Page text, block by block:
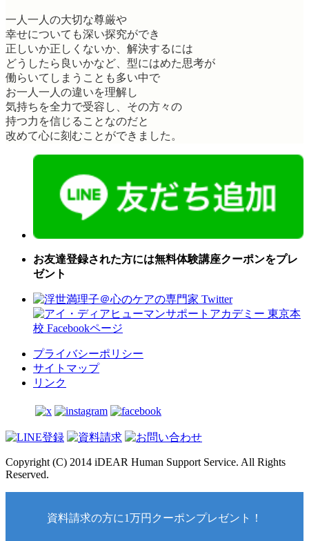
一人一人の大切な尊厳や
幸せについても深い探究ができ
正しいか正しくないか、解決するには
どうしたら良いかなど、型にはめた思考が
働らいてしまうことも多い中で
お一人一人の違いを理解し
気持ちを全力で受容し、その方々の
持つ力を信じることなのだと
改めて心に刻むことができました。
お友達登録された方には無料体験講座クーポンをプレ
ゼント
プライバシーポリシー
サイトマップ
リンク
Copyright (C) 2014 iDEAR Human Support Service. All Rights
Reserved.
資料請求の方に1万円クーポンプレゼント！